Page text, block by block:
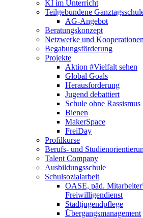
KI im Unterricht
Teilgebundene
AG-Angebot
Beratungskonzept
Netzwerke und Kooperationen
Begabungsförderung
Projekte
Aktion #Vielfalt sehen
Global Goals
Herausforderung
Jugend debattiert
Schule ohne Rassismus
Bienen
MakerSpace
FreiDay
Profilkurse
Berufs- und
Talent Company
Ausbildungsschule
Schulsozialarbeit
OASE, päd.
Freiwilligendienst
Stadtjugendpflege
Übergangsmanagement